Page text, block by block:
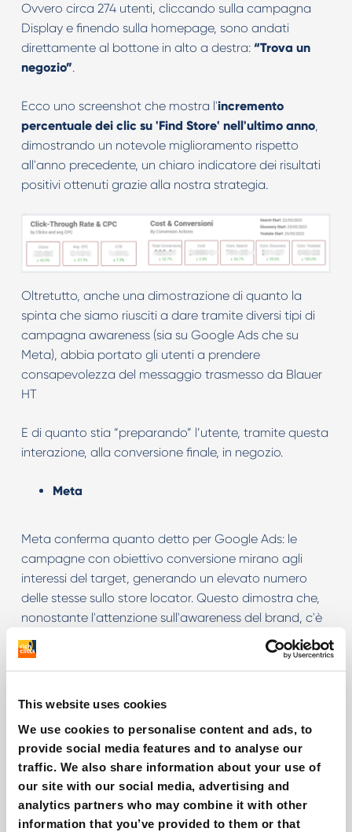
This website uses cookies
We use cookies to personalise content and ads, to
provide social media features and to analyse our
traffic. We also share information about your use of
our site with our social media, advertising and
analytics partners who may combine it with other
information that you’ve provided to them or that
Ovvero circa 274 utenti, cliccando sulla campagna
Display e finendo sulla homepage, sono andati
direttamente al bottone in alto a destra: “Trova un
negozio”.
Ecco uno screenshot che mostra l'incremento
percentuale dei clic su 'Find Store' nell'ultimo anno,
dimostrando un notevole miglioramento rispetto
all'anno precedente, un chiaro indicatore dei risultati
positivi ottenuti grazie alla nostra strategia.
Oltretutto, anche una dimostrazione di quanto la
spinta che siamo riusciti a dare tramite diversi tipi di
campagna awareness (sia su Google Ads che su
Meta), abbia portato gli utenti a prendere
consapevolezza del messaggio trasmesso da Blauer
HT
E di quanto stia “preparando” l’utente, tramite questa
interazione, alla conversione finale, in negozio.
Meta
Meta conferma quanto detto per Google Ads: le
campagne con obiettivo conversione mirano agli
interessi del target, generando un elevato numero
delle stesse sullo store locator. Questo dimostra che,
nonostante l'attenzione sull'awareness del brand, c'è
spazio per
espandere l’audience su cui Blauer HT si
concentra
notevole successo nell'aumentare le vendite B2B per
il brand , specialmente nel contesto italiano. Oltre che
competere adeguatamente nella sfida con i grandi
rivenditori multibrand.